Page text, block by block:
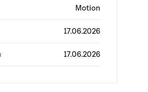
Motion
17.06.2026
17.06.2026